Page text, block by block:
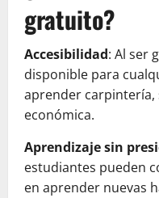
gratuito?
Accesibilidad: Al ser
disponible para
aprender
económica.
Aprendizaje sin
estudiantes pueden
en aprender nuevas